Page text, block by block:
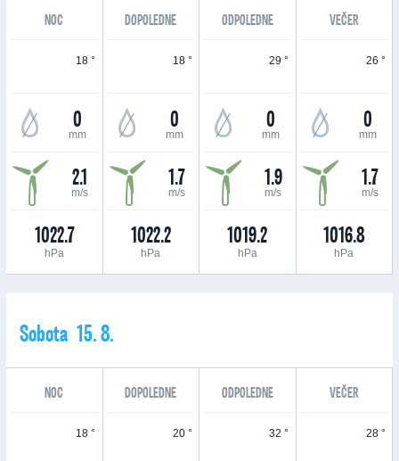
NOC DOPOLEDNE ODPOLEDNE VEČER
18 °
0
mm
2.1
m/s
1022.7
hPa
18 °
0
mm
1.7
m/s
1022.2
hPa
29 °
0
mm
1.9
m/s
1019.2
hPa
26 °
0
mm
1.7
m/s
1016.8
hPa
Sobota 15. 8.
NOC DOPOLEDNE ODPOLEDNE VEČER
18 ° 20 ° 32 ° 28 °